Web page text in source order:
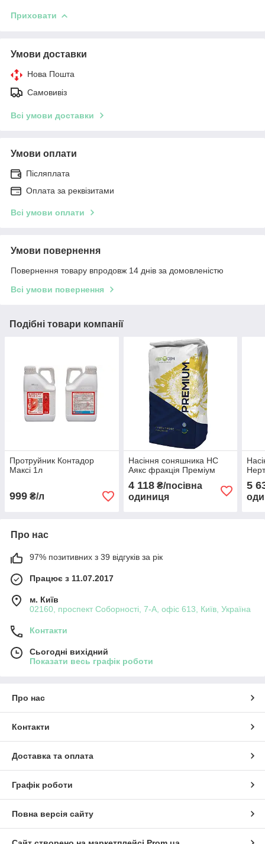
Приховати
Умови доставки
Нова Пошта
Самовивіз
Всі умови доставки
Умови оплати
Післяплата
Оплата за реквізитами
Всі умови оплати
Умови повернення
Повернення товару впродовж 14 днів за домовленістю
Всі умови повернення
Подібні товари компанії
Протруйник Контадор
Максі 1л
999 ₴/л
Насіння соняшника НС
Аякс фракція Преміум
4 118₴/посівна
одиниця
5
Про нас
97% позитивних з 39 відгуків за рік
Працює з 11.07.2017
м. Київ
02160, проспект Соборності, 7-А, офіс 613, Київ, Україна
Контакти
Сьогодні вихідний
Показати весь графік роботи
Про нас
Контакти
Доставка та оплата
Графік роботи
Повна версія сайту